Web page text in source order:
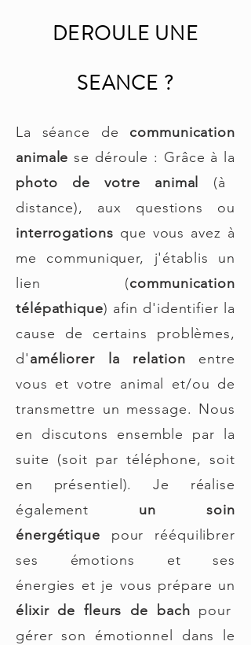
DEROULE UNE
SEANCE ?
La séance de communication
animale se déroule : Grâce à la
photo de votre animal (à
distance), aux questions ou
interrogations que vous avez à
me communiquer, j'établis un
lien (communication
télépathique) afin d'identifier la
cause de certains problèmes,
d'améliorer la relation entre
vous et votre animal et/ou de
transmettre un message. Nous
en discutons ensemble par la
suite (soit par téléphone, soit
en présentiel). Je réalise
également un soin
énergétique pour rééquilibrer
ses émotions et ses
énergies et je vous prépare un
élixir de fleurs de bach pour
gérer son émotionnel dans le